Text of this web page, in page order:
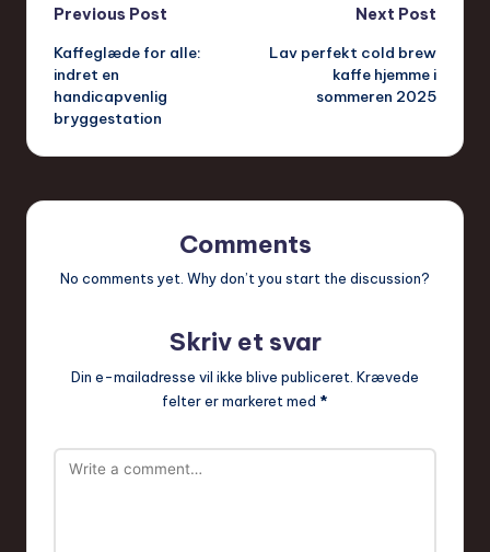
Post
navigation
Previous Post
Kaffeglæde for alle:
indret en
handicapvenlig
bryggestation
Next Post
Lav perfekt cold brew
kaffe hjemme i
sommeren 2025
Comments
No comments yet. Why don’t you start the discussion?
Skriv et svar
Din e-mailadresse vil ikke blive publiceret. Krævede
felter er markeret med *